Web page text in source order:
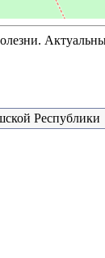
Республики